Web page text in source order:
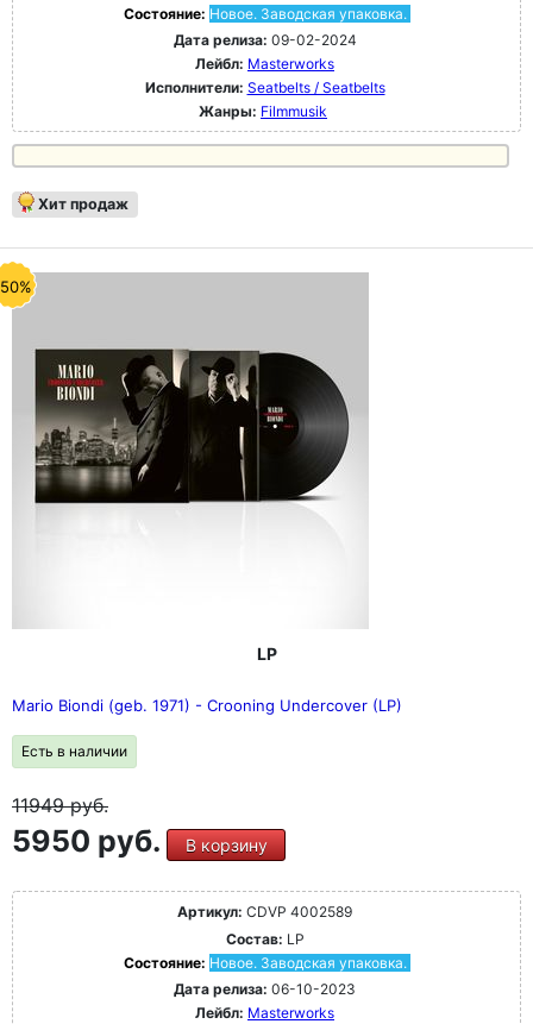
Состояние: Новое. Заводская упаковка.
Дата релиза: 09-02-2024
Лейбл: Masterworks
Исполнители: Seatbelts / Seatbelts
Жанры: Filmmusik
Хит продаж
LP
Mario Biondi (geb. 1971) - Crooning Undercover (LP)
Есть в наличии
11949руб.
5950 руб. В корзину
Артикул: CDVP 4002589
Состав: LP
Состояние: Новое. Заводская упаковка.
Дата релиза: 06-10-2023
Лейбл: Masterworks